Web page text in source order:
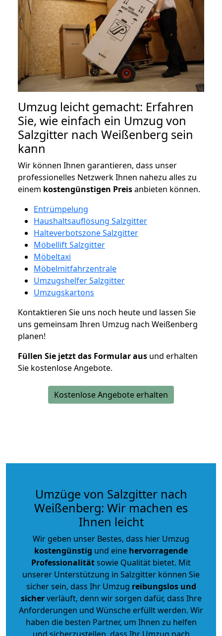
Umzug leicht gemacht: Erfahren
Sie, wie einfach ein Umzug von
Salzgitter nach Weißenberg sein
kann
Wir können Ihnen garantieren, dass unser
professionelles Netzwerk Ihnen nahezu alles zu
einem kostengünstigen Preisanbieten können.
Entrümpelung
Haushaltsauflösung Salzgitter
Halteverbotszone Salzgitter
Möbellift Salzgitter
Möbeltaxi
Möbelmitfahrzentrale
Umzugshelfer Salzgitter
Umzugskartons
Kontaktieren Sie uns noch heute und lassen Sie
uns gemeinsam Ihren Umzug nach Weißenberg
planen!
Füllen Sie jetzt das Formular aus und erhalten
Sie kostenlose Angebote.
Kostenlose Angebote erhalten
Umzüge von Salzgitter nach
Weißenberg: Wir machen es
Ihnen leicht
Wir geben unser Bestes, dass hier Umzug
kostengünstig und eine hervorragende
Professionalitätsowie Qualität bietet. Mit
unserer Unterstützung in Salzgitter können Sie
sicher sein, dass Ihr Umzug reibungslos und
sicherverläuft, denn wir sorgen dafür, dass Ihre
Anforderungen und Wünsche erfüllt werden. Wir
haben die besten Partner, um Ihnen zu helfen
und sicherzustellen, dass Ihr Umzug nach